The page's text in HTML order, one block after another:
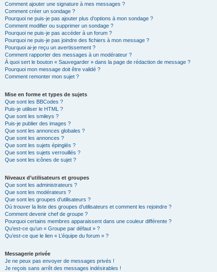
Comment ajouter une signature à mes messages ?
Comment créer un sondage ?
Pourquoi ne puis-je pas ajouter plus d’options à mon sondage ?
Comment modifier ou supprimer un sondage ?
Pourquoi ne puis-je pas accéder à un forum ?
Pourquoi ne puis-je pas joindre des fichiers à mon message ?
Pourquoi ai-je reçu un avertissement ?
Comment rapporter des messages à un modérateur ?
À quoi sert le bouton « Sauvegarder » dans la page de rédaction de message ?
Pourquoi mon message doit être validé ?
Comment remonter mon sujet ?
Mise en forme et types de sujets
Que sont les BBCodes ?
Puis-je utiliser le HTML ?
Que sont les smileys ?
Puis-je publier des images ?
Que sont les annonces globales ?
Que sont les annonces ?
Que sont les sujets épinglés ?
Que sont les sujets verrouillés ?
Que sont les icônes de sujet ?
Niveaux d’utilisateurs et groupes
Que sont les administrateurs ?
Que sont les modérateurs ?
Que sont les groupes d’utilisateurs ?
Où trouver la liste des groupes d’utilisateurs et comment les rejoindre ?
Comment devenir chef de groupe ?
Pourquoi certains membres apparaissent dans une couleur différente ?
Qu’est-ce qu’un « Groupe par défaut » ?
Qu’est-ce que le lien « L’équipe du forum » ?
Messagerie privée
Je ne peux pas envoyer de messages privés !
Je reçois sans arrêt des messages indésirables !